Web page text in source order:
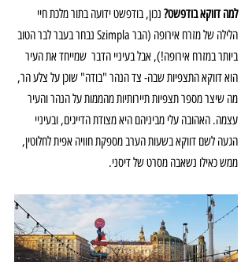
למה דווקא בודפשט? נכון, בודפשט ידועה בתור מלכת חיי
הלילה של מזרח אירופה (הבר Szimpla נבחר בעבר לבר הטוב
ביותר במזרח אירופה!), אבל בעיניי הדבר  שמייחד את העיר
הוא דווקא התצפיות שבה- צד הנהר "בודה" שוכן על צלע הר,
מה שיצר מספר תצפיות תיירותיות מהממות על הנהר והעיר
עצמה. האהובה עלי מביניהם היא מצודת הדייגים, ובעיניי
הגעה לשם דווקא בשעות הערב מספקת חוויה אפית לחלוטין,
ממש כאילו נשאבה מסרט של דיסני.